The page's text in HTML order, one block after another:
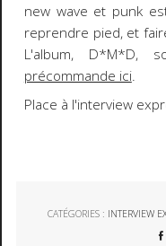
new wave et punk
reprendre pied, et
L'album, D*M*D,
précommande ici.
Place à l'interview
CATÉGORIES : INTERVIEW